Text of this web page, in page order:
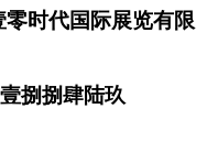
零时代国际展览有限
捌捌肆陆玖